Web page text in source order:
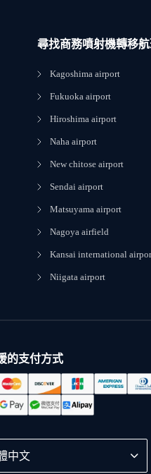
尋找商務噴射機轉移
Kagoshima airport
Fukuoka airport
Hiroshima airport
Naha airport
New chitose airport
Sendai airport
Matsuyama airport
Nagoya airfield
Kansai international
Niigata airport
的支付方式
中文